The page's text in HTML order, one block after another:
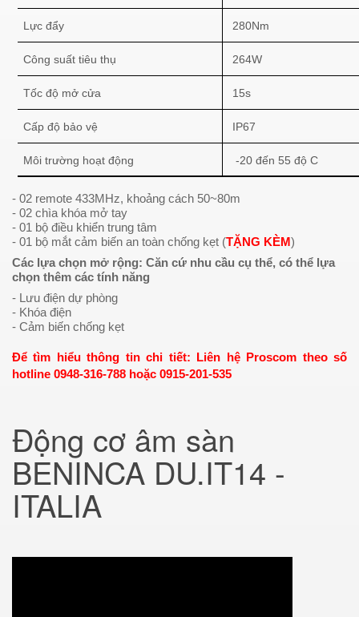
Lực đẩy 280Nm
Công suất tiêu thụ 264W
Tốc độ mở cửa 15s
Cấp độ bảo vệ IP67
Môi trường hoạt động -20 đến 55 độ C
- 02 remote 433MHz, khoảng cách 50~80m
- 02 chìa khóa mở tay
- 01 bộ điều khiển trung tâm
- 01 bộ mắt cảm biến an toàn chống kẹt (TẶNG KÈM)
Các lựa chọn mở rộng: Căn cứ nhu cầu cụ thể, có thể lựa
chọn thêm các tính năng
- Lưu điện dự phòng
- Khóa điện
- Cảm biến chống kẹt
Để tìm hiểu thông tin chi tiết: Liên hệ Proscom theo số
hotline 0948-316-788 hoặc 0915-201-535
Động cơ âm sàn
BENINCA DU.IT14 -
ITALIA